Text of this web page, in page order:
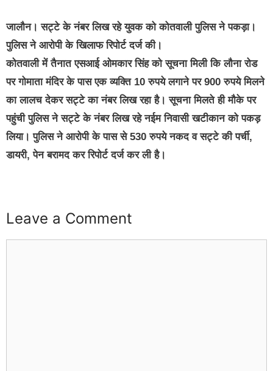
जालौन। सट्टे के नंबर लिख रहे युवक को कोतवाली पुलिस ने पकड़ा।
पुलिस ने आरोपी के खिलाफ रिपोर्ट दर्ज की।
कोतवाली में तैनात एसआई ओमकार सिंह को सूचना मिली कि लौना रोड
पर गोमाता मंदिर के पास एक व्यक्ति 10 रुपये लगाने पर 900 रुपये मिलने
का लालच देकर सट्टे का नंबर लिख रहा है। सूचना मिलते ही मौके पर
पहुंची पुलिस ने सट्टे के नंबर लिख रहे नईम निवासी खटीकान को पकड़
लिया। पुलिस ने आरोपी के पास से 530 रुपये नकद व सट्टे की पर्ची,
डायरी, पेन बरामद कर रिपोर्ट दर्ज कर ली है।
Leave a Comment